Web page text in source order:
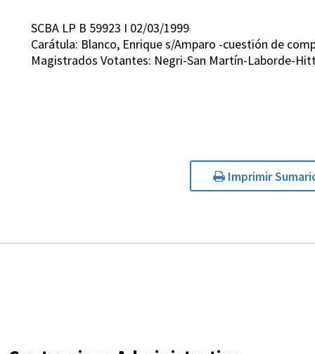
SCBA LP B 59923 I 02/03/1999
Carátula: Blanco, Enrique s/Amparo -cuestión de
Magistrados Votantes: Negri-San Martín-Laborde-
Imprimir